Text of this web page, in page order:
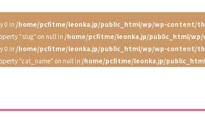
0 in /home/pcfitme/leonka.jp/public_html/wp/wp-content/
"slug" on null in /home/pcfitme/leonka.jp/public_html/
0 in /home/pcfitme/leonka.jp/public_html/wp/wp-content/
"cat_name" on null in /home/pcfitme/leonka.jp/